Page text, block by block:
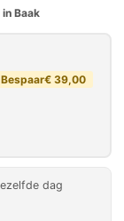
Baak
€
Bespaar€39,00
dag